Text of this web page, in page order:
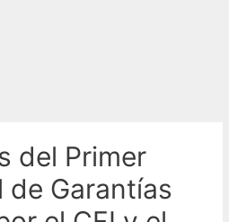
del Primer
de Garantías